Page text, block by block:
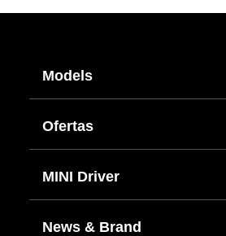
Models
Ofertas
MINI Driver
News & Brand